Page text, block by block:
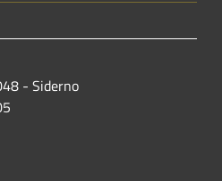
- Siderno